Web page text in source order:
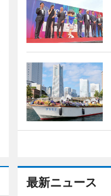
最新ニュース